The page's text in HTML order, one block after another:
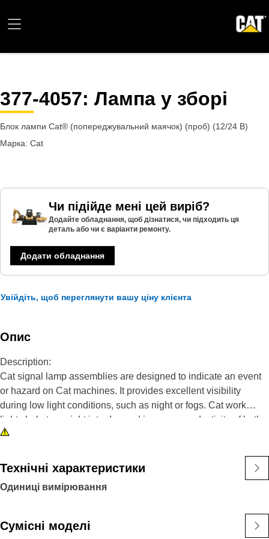
377-4057: Лампа у зборі
Блок лампи Cat® (попереджувальний маячок) (проб) (12/24 В)
Марка: Cat
Чи підійде мені цей виріб?
Додайте обладнання, щоб дізнатися, чи підходить ця
деталь або чи є варіанти ремонту.
Додати обладнання
Увійдіть, щоб переглянути вашу ціну клієнта
Опис
Description:
Cat signal lamp assemblies are designed to indicate an event
or hazard on Cat machines. It provides excellent visibility
during low light conditions, such as night or fogs. Cat work
lights help turn night into day and increase productivity of both
machines and operators.
Attributes:
• ECE Approved
• Cruise light feature
resistance
• 122 double flashes per minute
Технічні характеристики
Одиниці вимірювання
Сумісні моделі